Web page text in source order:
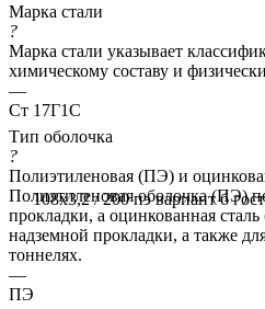
108x3,2 / 200 пэ вариант б
Марка стали
?
Марка стали указывает
химическому составу и
—
Ст 17Г1С
Тип оболочка
?
Полиэтиленовая (ПЭ) и
Полиэтиленовая оболочка (ПЭ)
прокладки, а оцинкованная
надземной прокладки, а также
тоннелях.
—
ПЭ